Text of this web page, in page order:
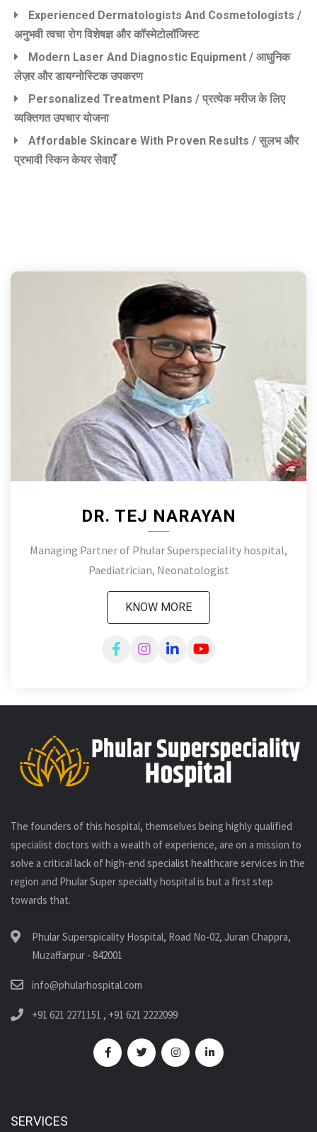
Experienced Dermatologists And Cosmetologists /
अनुभवी त्वचा रोग विशेषज्ञ और कॉस्मेटोलॉजिस्ट
Modern Laser And Diagnostic Equipment / आधुनिक
लेज़र और डायग्नोस्टिक उपकरण
Personalized Treatment Plans / प्रत्येक मरीज के लिए
व्यक्तिगत उपचार योजना
Affordable Skincare With Proven Results / सुलभ और
प्रभावी स्किन केयर सेवाएँ
DR. TEJ NARAYAN
Managing Partner of Phular Superspeciality hospital,
Paediatrician, Neonatologist
KNOW MORE
The founders of this hospital, themselves being highly qualified
specialist doctors with a wealth of experience, are on a mission to
solve a critical lack of high-end specialist healthcare services in the
region and Phular Super specialty hospital is but a first step
towards that.
Phular Superspicality Hospital, Road No-02, Juran Chappra,
Muzaffarpur - 842001
info@phularhospital.com
+91 621 2271151 , +91 621 2222099
SERVICES